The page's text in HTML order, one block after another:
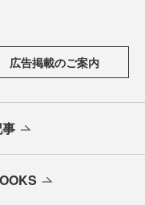
広告掲載のご案内